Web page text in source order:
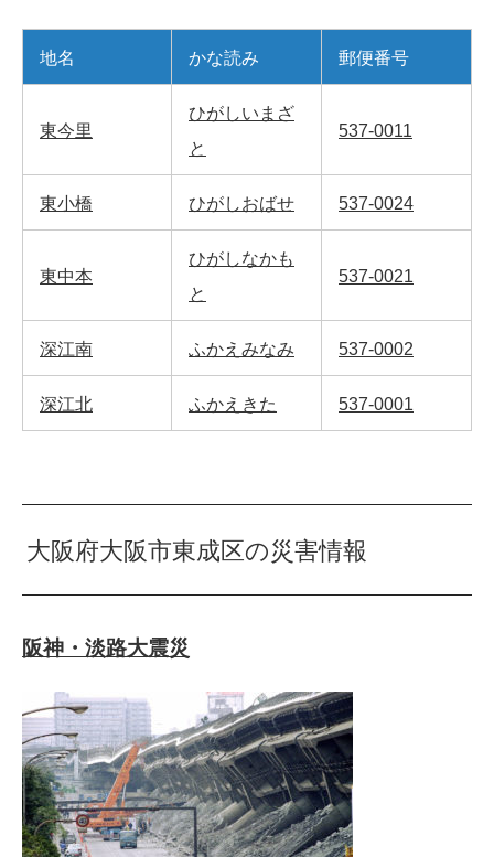
地名 かな読み 郵便番号
東今里
ひがしいまざ
と
537-0011
東小橋 ひがしおばせ 537-0024
東中本
ひがしなかも
と
537-0021
深江南 ふかえみなみ 537-0002
深江北 ふかえきた 537-0001
大阪府大阪市東成区の災害情報
阪神・淡路大震災